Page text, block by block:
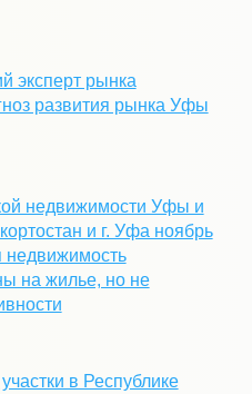
эксперт рынка
развития рынка Уфы
недвижимости Уфы и
и г. Уфа ноябрь
недвижимость
на жилье, но не
в Республике